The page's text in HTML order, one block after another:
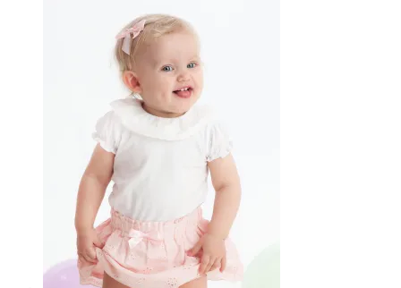
varianter.
Alternativene
kan
velges
på
produktsiden